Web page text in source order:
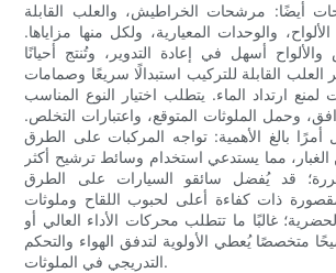
أيضًا: مرشحات الخراطيش، والعلب القابلة
والوحدات المعيارية، ولكل منها مزاياها.
أسهل في إعادة التدوير، وتُنتج أحيانًا
العلب القابلة للتركيب استبدالًا سريعًا وصمامات
ارتداد الماء. يتطلب اختيار النوع المناسب
وحمل الملوثات المتوقع، واعتبارات التخلص.
أمرًا بالغ الأهمية: تواجه المركبات على الطرق
الغبار، مما يستدعي استخدام وسائط ترشيح أكثر
قد يُفضل سائقو السيارات على الطرق
ذات كفاءة أعلى لحبوب اللقاح وملوثات
غالبًا ما تتطلب محركات الأداء العالي أو
متخصصًا يُعطي الأولوية لتدفق الهواء والتحكم
التدريجي في الملوثات.